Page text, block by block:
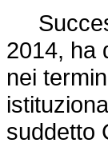
2014, ha
nei
suddetto